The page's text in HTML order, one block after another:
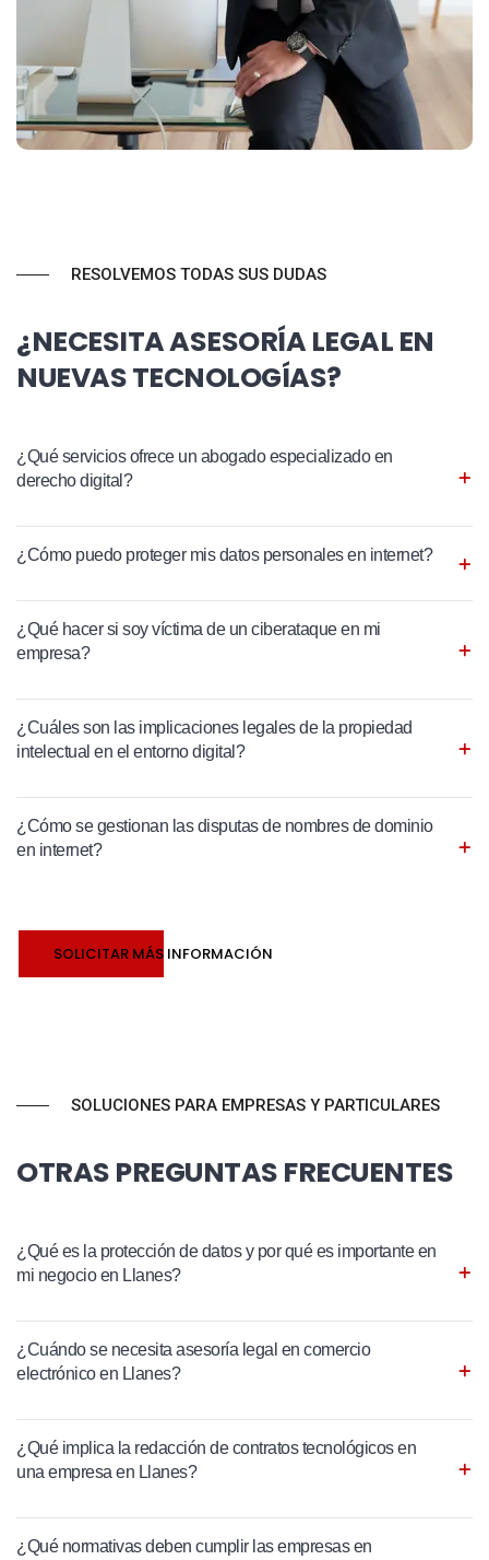
RESOLVEMOS TODAS SUS DUDAS
¿NECESITA ASESORÍA LEGAL EN
NUEVAS TECNOLOGÍAS?
¿Qué servicios ofrece un abogado especializado en
derecho digital?
¿Cómo puedo proteger mis datos personales en internet?
¿Qué hacer si soy víctima de un ciberataque en mi
empresa?
¿Cuáles son las implicaciones legales de la propiedad
intelectual en el entorno digital?
¿Cómo se gestionan las disputas de nombres de dominio
en internet?
SOLICITAR MÁS INFORMACIÓN
SOLUCIONES PARA EMPRESAS Y PARTICULARES
OTRAS PREGUNTAS FRECUENTES
¿Qué es la protección de datos y por qué es importante en
mi negocio en Llanes?
¿Cuándo se necesita asesoría legal en comercio
electrónico en Llanes?
¿Qué implica la redacción de contratos tecnológicos en
una empresa en Llanes?
¿Qué normativas deben cumplir las empresas en